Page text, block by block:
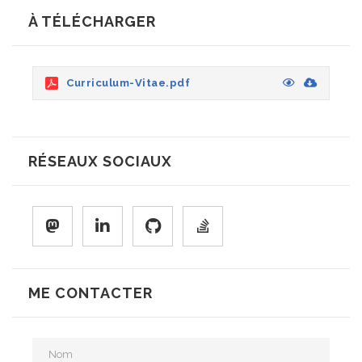
À TÉLÉCHARGER
Curriculum-Vitae.pdf
RÉSEAUX SOCIAUX
ME CONTACTER